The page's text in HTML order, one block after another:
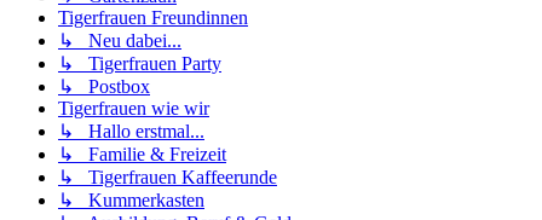
Tigerfrauen Freundinnen
↳ Neu dabei...
↳ Tigerfrauen Party
↳ Postbox
Tigerfrauen wie wir
↳ Hallo erstmal...
↳ Familie & Freizeit
↳ Tigerfrauen Kaffeerunde
↳ Kummerkasten